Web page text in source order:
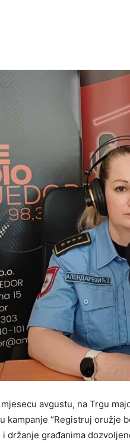
avgustu, na Trgu
kampanje “Registruj oružje
držanje građanima